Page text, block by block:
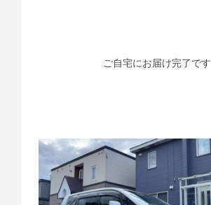
ご自宅にお届け完了です